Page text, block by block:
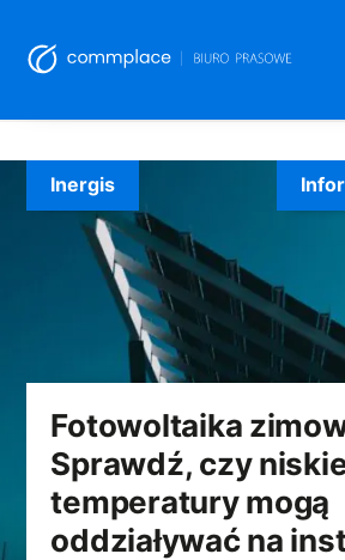
to
content
Fotowoltaika
Sprawdź, czy
temperatury mogą
oddziaływać na
Inergis